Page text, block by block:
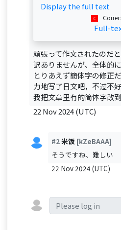
Display the full text
Full-
頑張って作文されたのだ
訳ありませんが、全体的
とりあえず簡体字の修正
力地写了日文吧，不过不
我把文章里有的简体字改
22 Nov 2024 (UTC)
#2米饭 [kZeBAAA]
そうですね、難しい
22 Nov 2024 (UTC)